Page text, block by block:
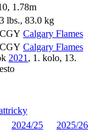
1.78m
lbs., 83.0 kg
Calgary Flames
Calgary Flames
2021 , 1. kolo, 13.
2024/25
2025/26